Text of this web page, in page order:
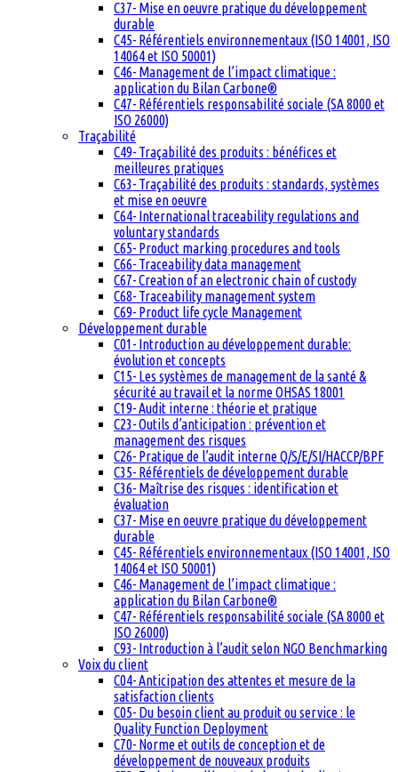
C37- Mise en oeuvre pratique du développement
durable
C45- Référentiels environnementaux (ISO 14001, ISO
14064 et ISO 50001)
C46- Management de l’impact climatique :
application du Bilan Carbone®
C47- Référentiels responsabilité sociale (SA 8000 et
ISO 26000)
Traçabilité
C49- Traçabilité des produits : bénéfices et
meilleures pratiques
C63- Traçabilité des produits : standards, systèmes
et mise en oeuvre
C64- International traceability regulations and
voluntary standards
C65- Product marking procedures and tools
C66- Traceability data management
C67- Creation of an electronic chain of custody
C68- Traceability management system
C69- Product life cycle Management
Développement durable
C01- Introduction au développement durable:
évolution et concepts
C15- Les systèmes de management de la santé &
sécurité au travail et la norme OHSAS 18001
C19- Audit interne : théorie et pratique
C23- Outils d’anticipation : prévention et
management des risques
C26- Pratique de l’audit interne Q/S/E/SI/HACCP/BPF
C35- Référentiels de développement durable
C36- Maîtrise des risques : identification et
évaluation
C37- Mise en oeuvre pratique du développement
durable
C45- Référentiels environnementaux (ISO 14001, ISO
14064 et ISO 50001)
C46- Management de l’impact climatique :
application du Bilan Carbone®
C47- Référentiels responsabilité sociale (SA 8000 et
ISO 26000)
C93- Introduction à l’audit selon NGO Benchmarking
Voix du client
C04- Anticipation des attentes et mesure de la
satisfaction clients
C05- Du besoin client au produit ou service : le
Quality Function Deployment
C70- Norme et outils de conception et de
développement de nouveaux produits